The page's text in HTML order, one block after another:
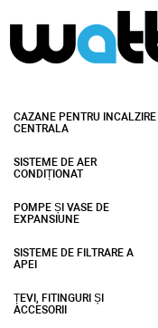
CAZANE PENTRU INCALZIRE
CENTRALA
SISTEME DE AER
CONDIȚIONAT
POMPE ȘI VASE DE
EXPANSIUNE
SISTEME DE FILTRARE A
APEI
ȚEVI, FITINGURI ȘI
ACCESORII